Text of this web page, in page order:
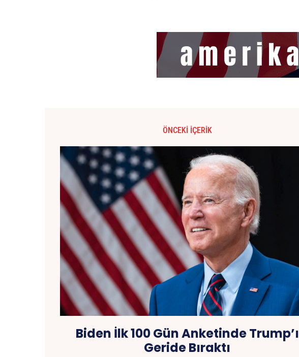
ÖNCEKI İÇERIK
Biden İlk 100 Gün Anketinde Trump’ı
Geride Bıraktı